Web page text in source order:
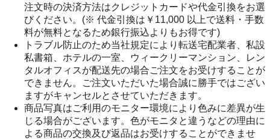
注文時の決済方法はクレジットカードや代金引換をお選
びください。(※ 代金引換は￥11,000 以上で送料・手数
料が無料となるため銀行振込よりもお得です)
トラブル防止のため当社規定により転送宅配業者、私設
私書箱、ホテルの一室、ウィークリーマンション、レン
タルオフィスが配送先の場合ご注文をお受けすることが
できません。ご注文いただいた場合誠に勝手ではござい
ますがキャンセルとさせていただきます。
商品写真はご利用のモニター環境により色みに差異が生
じる場合がございます。色がモニタと違うなどの理由に
よる商品の交換及び返品はお受けすることができませ